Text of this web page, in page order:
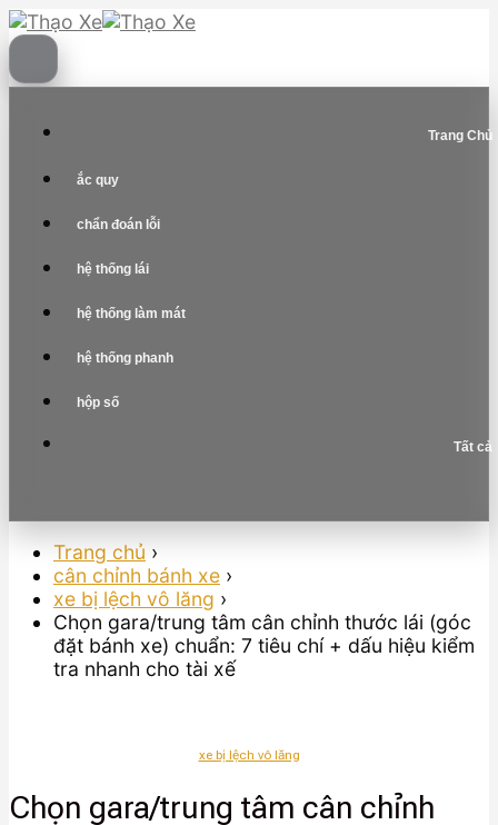
Skip
to
content
Trang Chủ
ắc quy
chẩn đoán lỗi
hệ thống lái
hệ thống làm mát
hệ thống phanh
hộp số
Tất cả
Trang chủ ›
cân chỉnh bánh xe ›
xe bị lệch vô lăng ›
Chọn gara/trung tâm cân chỉnh thước lái (góc
đặt bánh xe) chuẩn: 7 tiêu chí + dấu hiệu kiểm
tra nhanh cho tài xế
xe bị lệch vô lăng
Chọn gara/trung tâm cân chỉnh